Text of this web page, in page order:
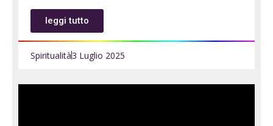
leggi tutto
Spiritualità3 Luglio 2025